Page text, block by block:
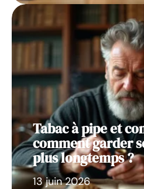
Tabac à pipe et
comment garder
plus longtemps ?
13 juin 2026